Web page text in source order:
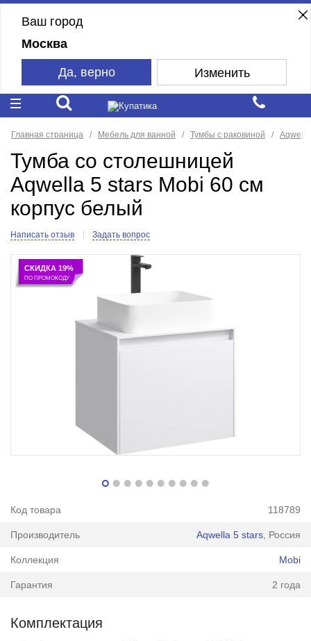
Ваш город
Москва
Да, верно Изменить
Главная страница Мебель для ванной Тумбы с раковиной
Тумба со столешницей
Aqwella 5 stars Mobi 60 см
корпус белый
Написать отзыв Задать вопрос
СКИДКА 19%
ПО ПРОМОКОДУ
Код товара 118789
Производитель Aqwella 5 stars , Россия
Коллекция Mobi
Гарантия 2 года
Комплектация